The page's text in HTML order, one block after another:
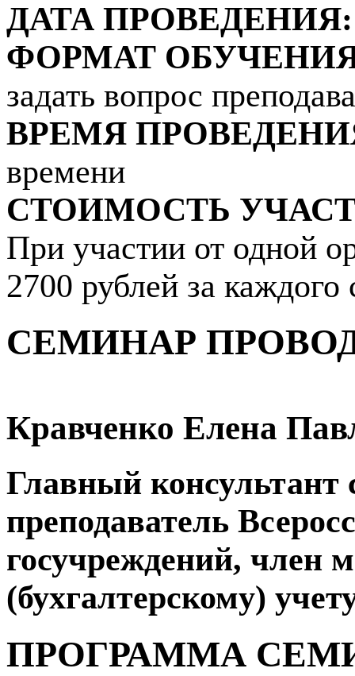
ДАТА ПРОВЕДЕНИЯ:
ФОРМАТ
задать вопрос
ВРЕМЯ
времени
СТОИМОСТЬ
При участии от одной
2700 рублей за каждого
СЕМИНАР
Кравченко Елена
Главный
преподаватель
госучреждений, член
(бухгалтерскому)
ПРОГРАММА